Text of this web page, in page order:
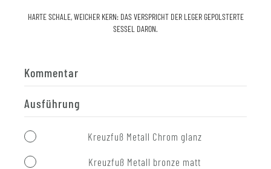
HARTE SCHALE, WEICHER KERN: DAS VERSPRICHT DER LEGER GEPOLSTERTE
SESSEL DARON.
Kommentar
Ausführung
Kreuzfuß Metall Chrom glanz
Kreuzfuß Metall bronze matt